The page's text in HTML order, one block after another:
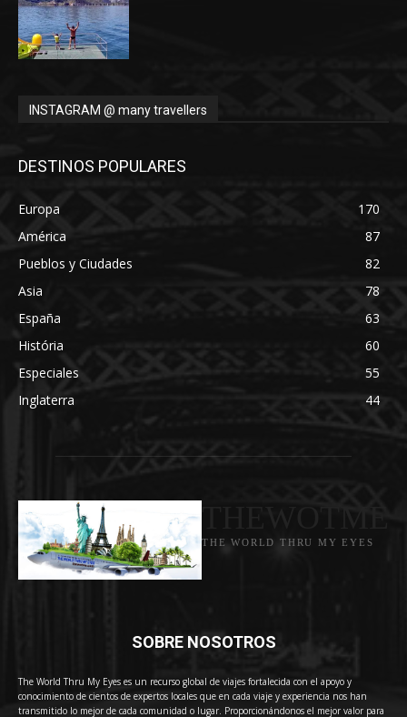
INSTAGRAM @ many travellers
DESTINOS POPULARES
Europa
170
América
87
Pueblos y Ciudades
82
Asia
78
España
63
História
60
Especiales
55
Inglaterra
44
THE WORLD THRU MY EYES
SOBRE NOSOTROS
The World Thru My Eyes es un recurso global de viajes fortalecida con el apoyo y
conocimiento de cientos de expertos locales que en cada viaje y experiencia nos han
transmitido lo mejor de cada comunidad o lugar. Proporcionándonos el mejor valor para